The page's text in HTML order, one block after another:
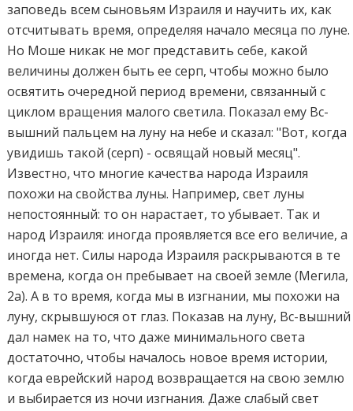
заповедь всем сыновьям Израиля и научить их, как
отсчитывать время, определяя начало месяца по луне.
Но Моше никак не мог представить себе, какой
величины должен быть ее серп, чтобы можно было
освятить очередной период времени, связанный с
циклом вращения малого светила. Показал ему Вс-
вышний пальцем на луну на небе и сказал: "Вот, когда
увидишь такой (серп) - освящай новый месяц".
Известно, что многие качества народа Израиля
похожи на свойства луны. Например, свет луны
непостоянный: то он нарастает, то убывает. Так и
народ Израиля: иногда проявляется все его величие, а
иногда нет. Силы народа Израиля раскрываются в те
времена, когда он пребывает на своей земле (Мегила,
2а). А в то время, когда мы в изгнании, мы похожи на
луну, скрывшуюся от глаз. Показав на луну, Вс-вышний
дал намек на то, что даже минимального света
достаточно, чтобы началось новое время истории,
когда еврейский народ возвращается на свою землю
и выбирается из ночи изгнания. Даже слабый свет